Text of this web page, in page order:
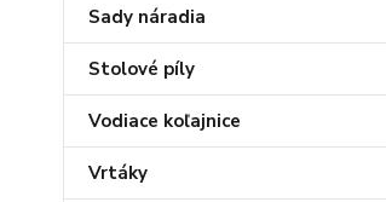
Sady náradia
Stolové píly
Vodiace koľajnice
Vrtáky